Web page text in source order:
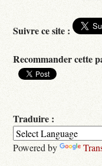
Suivre ce site :
Recommander cette
Traduire :
Powered by